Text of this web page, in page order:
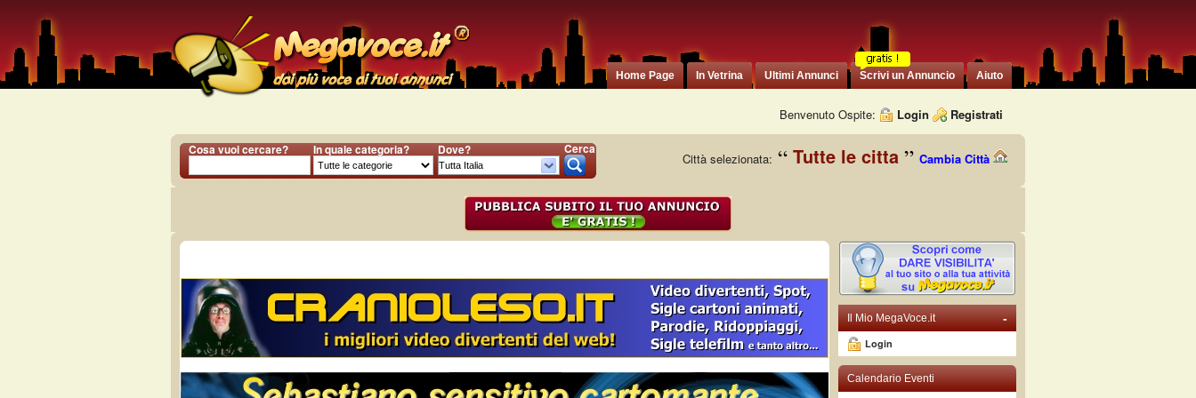
Home Page In Vetrina Ultimi Annunci Scrivi un Annuncio Aiuto
Benvenuto Ospite: Login Registrati
Cosa vuoi cercare? In quale categoria? Dove? Cerca
Città selezionata: Tutte le citta Cambia Città
-
Il Mio MegaVoce.it
Login
Calendario Eventi